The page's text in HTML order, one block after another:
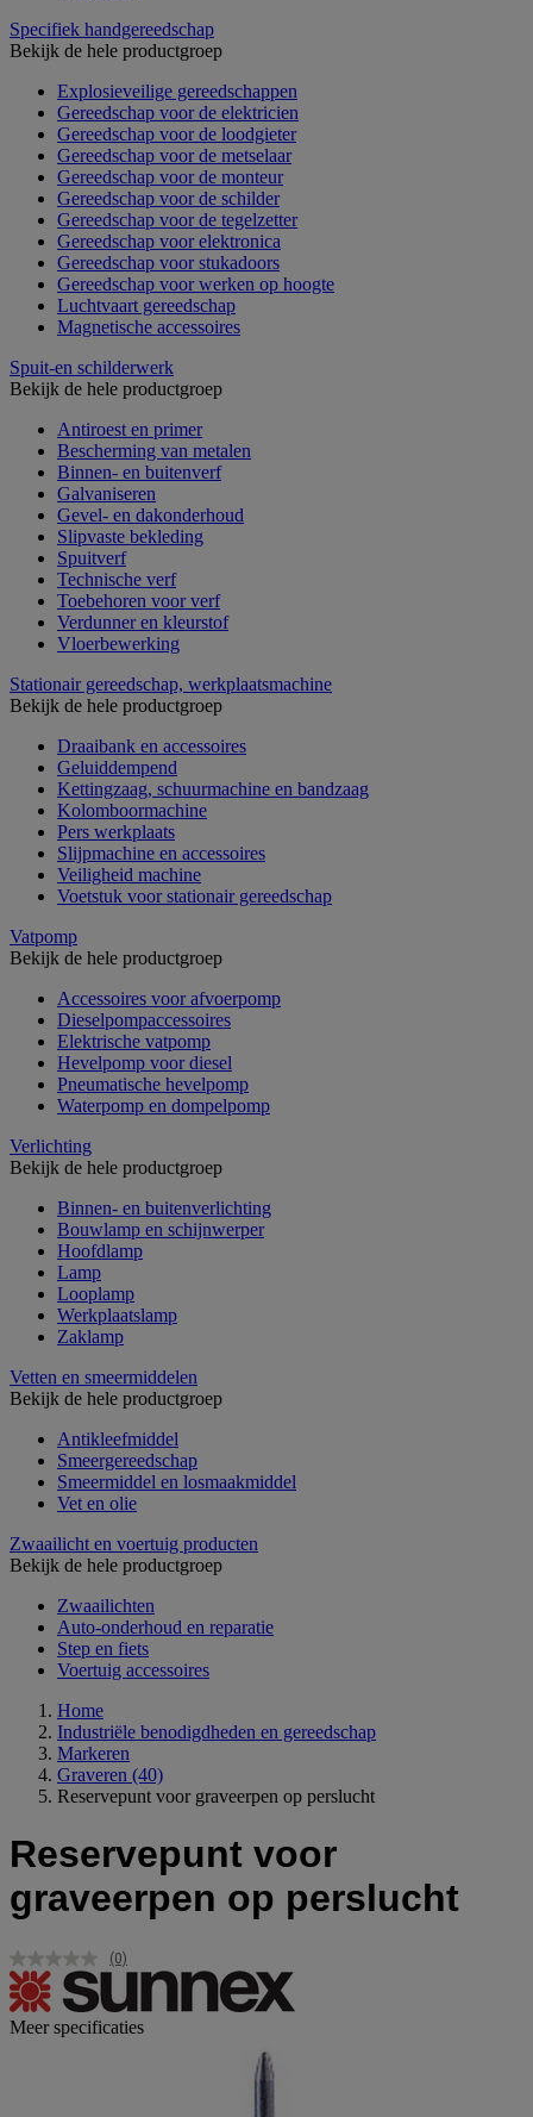
Specifiek handgereedschap
Bekijk de hele productgroep
Explosieveilige gereedschappen
Gereedschap voor de elektricien
Gereedschap voor de loodgieter
Gereedschap voor de metselaar
Gereedschap voor de monteur
Gereedschap voor de schilder
Gereedschap voor de tegelzetter
Gereedschap voor elektronica
Gereedschap voor stukadoors
Gereedschap voor werken op hoogte
Luchtvaart gereedschap
Magnetische accessoires
Spuit-en schilderwerk
Bekijk de hele productgroep
Antiroest en primer
Bescherming van metalen
Binnen- en buitenverf
Galvaniseren
Gevel- en dakonderhoud
Slipvaste bekleding
Spuitverf
Technische verf
Toebehoren voor verf
Verdunner en kleurstof
Vloerbewerking
Stationair gereedschap, werkplaatsmachine
Bekijk de hele productgroep
Draaibank en accessoires
Geluiddempend
Kettingzaag, schuurmachine en bandzaag
Kolomboormachine
Pers werkplaats
Slijpmachine en accessoires
Veiligheid machine
Voetstuk voor stationair gereedschap
Vatpomp
Bekijk de hele productgroep
Accessoires voor afvoerpomp
Dieselpompaccessoires
Elektrische vatpomp
Hevelpomp voor diesel
Pneumatische hevelpomp
Waterpomp en dompelpomp
Verlichting
Bekijk de hele productgroep
Binnen- en buitenverlichting
Bouwlamp en schijnwerper
Hoofdlamp
Lamp
Looplamp
Werkplaatslamp
Zaklamp
Vetten en smeermiddelen
Bekijk de hele productgroep
Antikleefmiddel
Smeergereedschap
Smeermiddel en losmaakmiddel
Vet en olie
Zwaailicht en voertuig producten
Bekijk de hele productgroep
Zwaailichten
Auto-onderhoud en reparatie
Step en fiets
Voertuig accessoires
Home
Industriële benodigdheden en gereedschap
Markeren
Graveren (40)
Reservepunt voor graveerpen op perslucht
Reservepunt voor
graveerpen op perslucht
Geen
scorewaarde.
Dezelfde
paginalink.
(0)
Meer specificaties